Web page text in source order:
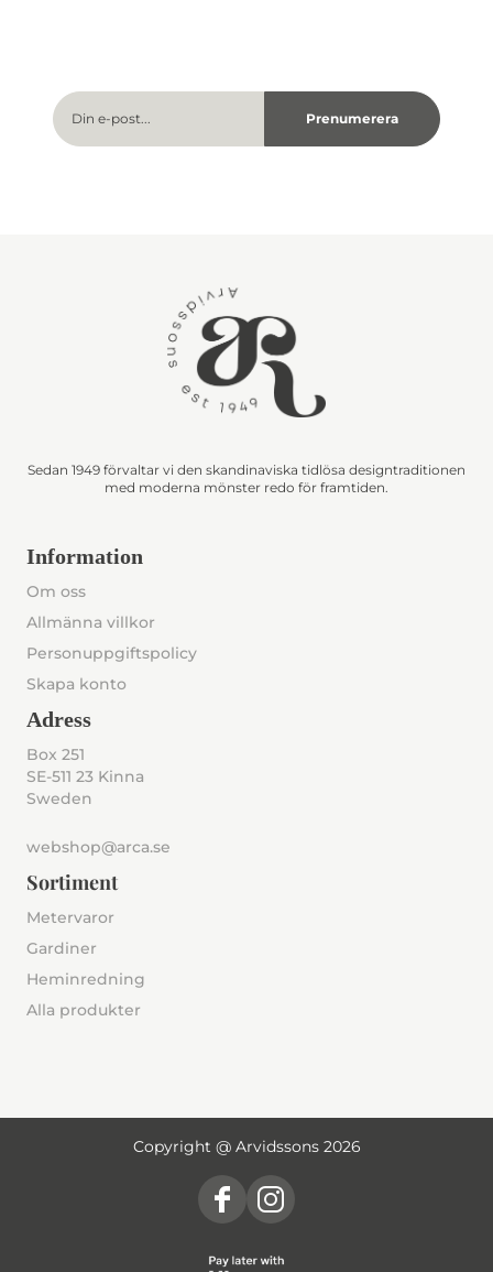
Sedan 1949 förvaltar vi den skandinaviska tidlösa designtraditionen
med moderna mönster redo för framtiden.
Information
Om oss
Allmänna villkor
Personuppgiftspolicy
Skapa konto
Adress
Box 251
SE-511 23 Kinna
Sweden
webshop@arca.se
Sortiment
Metervaror
Gardiner
Heminredning
Alla produkter
Copyright @ Arvidssons 2026